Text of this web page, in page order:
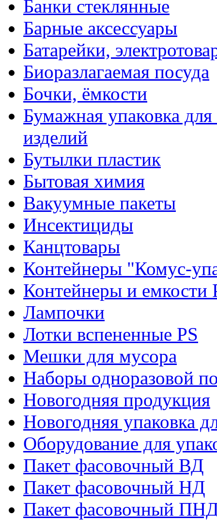
Банки стеклянные
Барные аксессуары
Батарейки,
Биоразлагаемая посуда
Бочки, ёмкости
Бумажная упаковка
изделий
Бутылки пластик
Бытовая химия
Вакуумные пакеты
Инсектициды
Канцтовары
Контейнеры "Комус-
Контейнеры и емкости
Лампочки
Лотки вспененные PS
Мешки для мусора
Наборы одноразовой
Новогодняя продукция
Новогодняя упаковка
Оборудование для
Пакет фасовочный ВД
Пакет фасовочный НД
Пакет фасовочный